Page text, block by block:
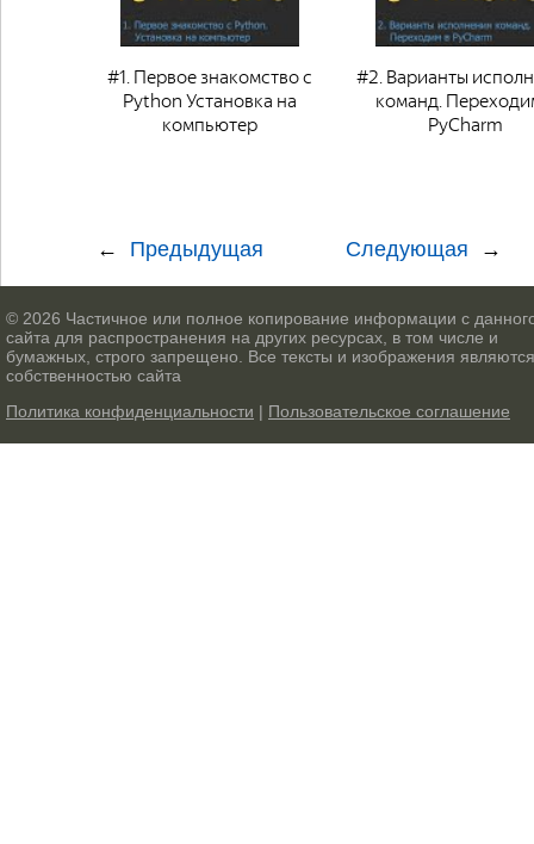
#1. Первое знакомство с
Python Установка на
компьютер
#2. Варианты
команд.
PyCharm
Предыдущая Следующая
© 2026 Частичное или полное копирование информации с
сайта для распространения на других ресурсах, в том числе и
бумажных, строго запрещено. Все тексты и изображения являются
собственностью сайта
Политика конфиденциальности | Пользовательское соглашение